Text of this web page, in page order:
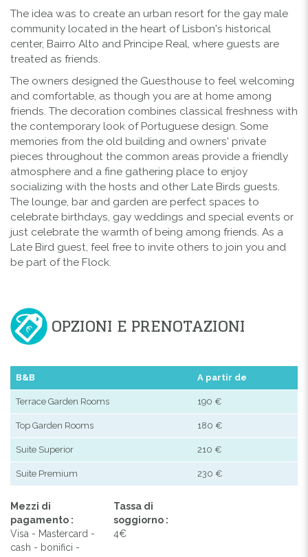
The idea was to create an urban resort for the gay male
community located in the heart of Lisbon's historical
center, Bairro Alto and Principe Real, where guests are
treated as friends.
The owners designed the Guesthouse to feel welcoming
and comfortable, as though you are at home among
friends. The decoration combines classical freshness with
the contemporary look of Portuguese design. Some
memories from the old building and owners' private
pieces throughout the common areas provide a friendly
atmosphere and a fine gathering place to enjoy
socializing with the hosts and other Late Birds guests.
The lounge, bar and garden are perfect spaces to
celebrate birthdays, gay weddings and special events or
just celebrate the warmth of being among friends. As a
Late Bird guest, feel free to invite others to join you and
be part of the Flock.
OPZIONI E PRENOTAZIONI
B&B A partir de
Terrace Garden Rooms 190 €
Top Garden Rooms 180 €
Suite Superior 210 €
Suite Premium 230 €
Mezzi di
pagamento :
Visa - Mastercard -
cash - bonifici -
Tassa di
soggiorno :
4€